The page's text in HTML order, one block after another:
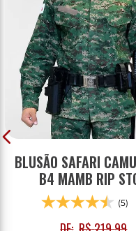
BLUSÃO SAFARI
B4 MAMB RIP
(5)